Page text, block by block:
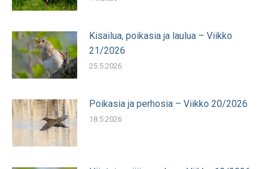
Kisailua, poikasia ja laulua – Viikko
21/2026
25.5.2026
Poikasia ja perhosia – Viikko 20/2026
18.5.2026